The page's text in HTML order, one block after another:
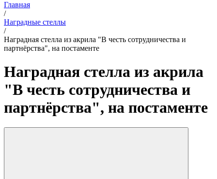
Главная
/
Наградные стеллы
/
Наградная стелла из акрила "В честь сотрудничества и
партнёрства", на постаменте
Наградная стелла из акрила
"В честь сотрудничества и
партнёрства", на постаменте